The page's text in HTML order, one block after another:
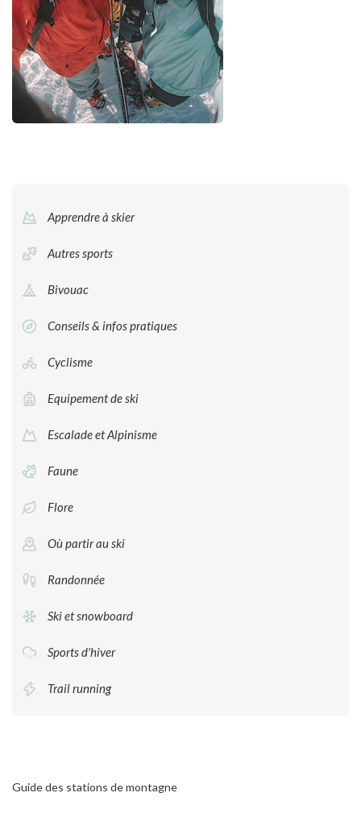
Apprendre à skier
Autres sports
Bivouac
Conseils & infos pratiques
Cyclisme
Equipement de ski
Escalade et Alpinisme
Faune
Flore
Où partir au ski
Randonnée
Ski et snowboard
Sports d'hiver
Trail running
Guide des stations de montagne